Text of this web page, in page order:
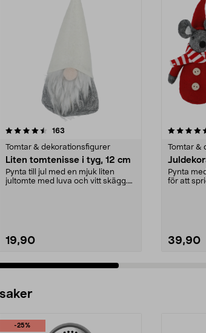
163
Tomtar & dekorationsfigurer
Liten tomtenisse i tyg, 12 cm
Pynta till jul med en mjuk liten
jultomte med luva och vitt skägg.
19,90
4.5 av 5 stjärnor
Tomtar &
Pynta
för att
39,90
-25%